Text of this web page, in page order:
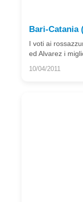
Bari-Catania
I voti ai
ed Alvarez i
10/04/2011